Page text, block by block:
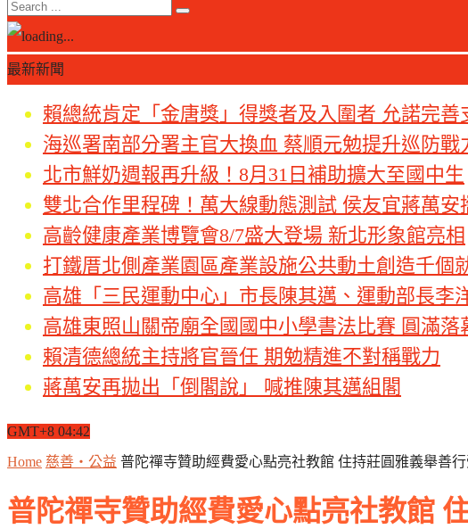
最新新聞
賴總統肯定「金唐獎」得獎者及入圍者 允諾完善
海巡署南部分署主官大換血 蔡順元勉提升巡防戰
北市鮮奶週報再升級！8月31日補助擴大至國中生
雙北合作里程碑！萬大線動態測試 侯友宜蔣萬安
高齡健康產業博覽會8/7盛大登場 新北形象館亮相
打鐵厝北側產業園區產業設施公共動土創造千個
高雄「三民運動中心」市長陳其邁、運動部長李
高雄東照山關帝廟全國國中小學書法比賽 圓滿落
賴清德總統主持將官晉任 期勉精進不對稱戰力
蔣萬安再拋出「倒閣說」 喊推陳其邁組閣
GMT+8 04:42
Home 慈善‧公益 普陀禪寺贊助經費愛心點亮社教館 住持莊圓雅義舉善
普陀禪寺贊助經費愛心點亮社教館